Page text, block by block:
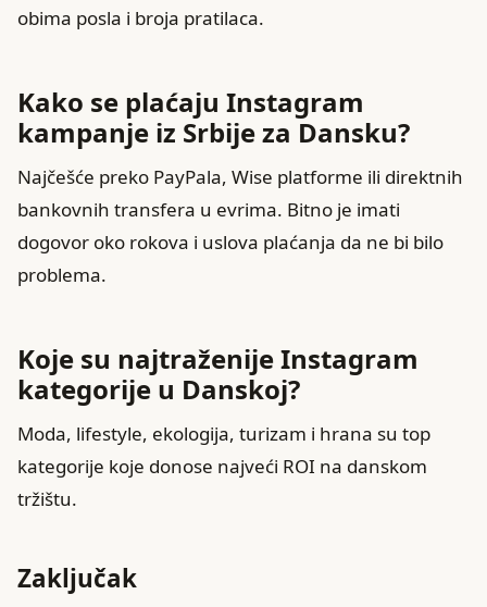
obima posla i broja pratilaca.
Kako se plaćaju Instagram
kampanje iz Srbije za Dansku?
Najčešće preko PayPala, Wise platforme ili direktnih
bankovnih transfera u evrima. Bitno je imati
dogovor oko rokova i uslova plaćanja da ne bi bilo
problema.
Koje su najtraženije Instagram
kategorije u Danskoj?
Moda, lifestyle, ekologija, turizam i hrana su top
kategorije koje donose najveći ROI na danskom
tržištu.
Zaključak